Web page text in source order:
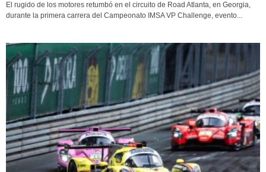
El rugido de los motores retumbó en el circuito de Road Atlanta, en Georgia,
durante la primera carrera del Campeonato IMSA VP Challenge, evento...